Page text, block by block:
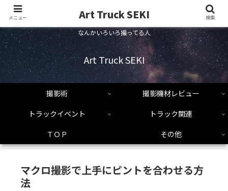
なんかいろいろ撮ってる人
Art Truck SEKI
撮影術
撮影機材レビュー
トラックイベント
トラック関連
ＴＯＰ
その他
マクロ撮影で上手にピントを合わせる方
法
メニュー Art Truck SEKI 検索